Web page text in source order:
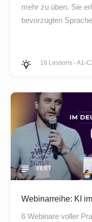
mehr zu üben. Sie
bevorzugten
16 Lessons -A1-
TEXT
Webinarreihe: KI
6 Webinare voller